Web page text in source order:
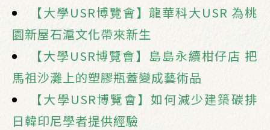
【大學USR博覽會】龍華科大USR 為桃
園新屋石滬文化帶來新生
【大學USR博覽會】島島永續柑仔店 把
馬祖沙灘上的塑膠瓶蓋變成藝術品
【大學USR博覽會】如何減少建築碳排
日韓印尼學者提供經驗